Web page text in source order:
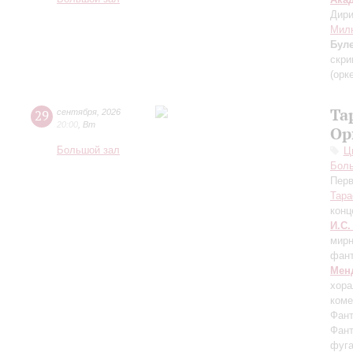
29 сентября 2026
20:00 Вт
Большой зал
И.С.